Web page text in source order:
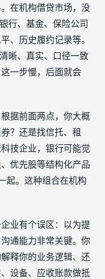
在机构借贷市场，没
行、基金、保险公司
、历史履约记录等。
晰、真实、口径一致
一步慢，后面就会
据前面两点，你大概
？还是找信托、租
技企业，银行可能觉
优先股等结构化产品
起。这种组合在机构
业有个误区：以为提
通能力非常关键。你
释你的业务逻辑、还
设备、应收账款做抵